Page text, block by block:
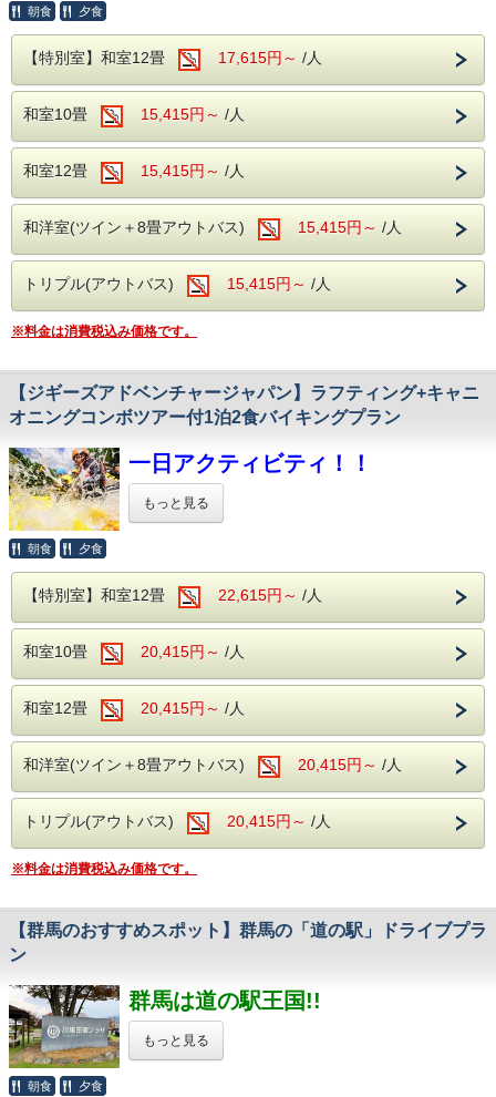
『当日ご持参いただくもの』
・保険証
・水着もしくは替えの下着、バスタオル
・濡れても良い靴（サンダル不可）、をご用
意ください。
※ただし、組合規定の水量を超えた場合、
中止となる場合がございます。予めご了承く
ださい。
※注意事項の説明等ございますので、現地にはスタート時間
の10分前までにお越しください。
り！(要予約：ホテルから集合ベース地まで)
・ホテル発 実施時間の10分前
・上毛高原駅発 実施時間の30分前
※天候等により、開催中止の場合は、 通常バ
イキングプランとの差額を払い戻しさせてい
※各種優待券・割引等との併用はできませ
ん。
※小学生以上の方のみご予約いただけます。
※当館では、お子様のみ利用プランは販売し
ておりません。
お子様のみ利用の場合は、フォレスト＆ウ
ォーターへお問い合わせくださいませ。
ジギーズアドベンチャージャパンによる
無料送迎あり(要予約：ホテルから現地まで)
・ホテル発 実施時間の10分前
・水上駅発 実施時間の10分前
【集合場所】
〒379-1724 群馬県利根郡みなかみ町藤原
向山6ー２
ZIGGIES ADVENTURE JAPAN
※注意事項の説明等ございますので、
現地にはスタート時間の10分前までにお越
【注意事項】
中止となる場合がございます。
※天候等により、開催中止の場合は、
通常バイキングプランとの差額を払い戻し
※各種優待券・割引等との併用はできませ
ん。
※小学生以上の方のみ承ります。
【持ち物について】
予約確定後、SUP提供会社「R-LABO」より
持ち物や集合場所の詳細案内をお送りしま
気温や天候に応じた動きやすい服装・
【集合場所】
赤谷湖 （ホテルから車で約30分）
〒379-1404 群馬県利根郡みなかみ町相俣142
R-LABO
【注意事項】
・SUPは現地集合・現地解散です。
・天候や水量により中止となる場合がありま
す。
必ず、幼児お一人に対して保護者様が
1名必要となります。
【キャンセル料について】
・宿泊のキャンセル、SUPのキャンセルとも
に
7日前から料金が発生いたします。
この夏は、特別な体験で
思い出づくりしませんか？
みなさまのご予約をお待ちしております！
ホテル湯の陣は・・・
滾々と湧き出る源泉は心身を柔らかく包みます。
体の芯からご実感くださいませ。
＜アルコール飲み放題付！
カヌー半日コース付きプランを
今年も開催いたします！
ゆったりとした時間が流れる、
ファミリー＆カップルにオススメです。
宿泊とカヌー半日体験がセットだから、
「夏を遊びつくす！」
お仲間と楽しむ、
忘れられないカヌーの旅に出発しましょう！
以下の内容は、
必ずご一読くださいませ。
【持ち物について】
・バスタオル
・レインウェア、または寒さ対策のための
フリースや羽織れるもの
【ツアー時間】
8月8日～16日
・11:00～
・13:30～
ご予約時に希望日時をお選び下さい。
※ツアー会社に確認のうえ、
【無料送迎について】
フォレスト＆ウォーターによる無料送迎あり！
(要予約：ホテルから集合ベース地まで)
・ホテル発 実施時間の10分前
・水上駅発 実施時間の10分前
・上毛高原駅発 実施時間の30分前
※送迎をご希望の場合は、お電話にて
ご了承ください。
〒379-1728 群馬県利根郡みなかみ町湯桧曽191-12
フォレスト＆ウォーター
※注意事項の説明等ございますので、
現地にはスタート時間の10分前までに
朝食 夕食
【特別室】和室12畳 17,615円～ /人
和室10畳 15,415円～ /人
和室12畳 15,415円～ /人
和洋室(ツイン＋8畳アウトバス) 15,415円～ /人
トリプル(アウトバス) 15,415円～ /人
※料金は消費税込み価格です。
【ジギーズアドベンチャージャパン】ラフティング+キャニ
オニングコンボツアー付1泊2食バイキングプラン
一日アクティビティ！！
一日とことんアクティビティで遊びつくす、
ラフティングとキャニオニングの
コンボプランの販売です♪
激流を下るラフティング
滝を滑ったり、飛び込むキャニオニング
美味しい昼食を挟んで、
一日で遊びつくす贅沢プラン♪
大自然に抱かれた、みなかみの地で
思いっきり楽しんでください！
「夏を遊びつくす！」
ファミリー、グループ、カップルまで、
クタクタになるまで遊んじゃおう♪
以下の内容は、
ご予約にあたって重要事項
【持ち物について】
・やる気・勇気・元気と最高の笑顔！
もっと見る
朝食 夕食
【特別室】和室12畳 22,615円～ /人
和室10畳 20,415円～ /人
和室12畳 20,415円～ /人
和洋室(ツイン＋8畳アウトバス) 20,415円～ /人
トリプル(アウトバス) 20,415円～ /人
※料金は消費税込み価格です。
【群馬のおすすめスポット】群馬の「道の駅」ドライブプラ
ン
群馬は道の駅王国!!
もっと見る
朝食 夕食